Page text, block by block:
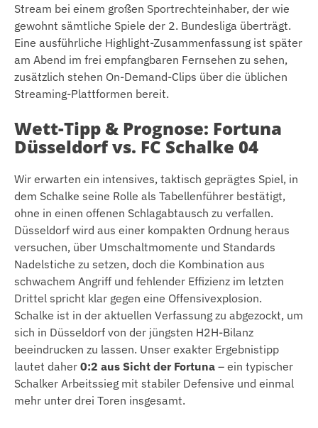
Stream bei einem großen Sportrechteinhaber, der wie
gewohnt sämtliche Spiele der 2. Bundesliga überträgt.
Eine ausführliche Highlight-Zusammenfassung ist später
am Abend im frei empfangbaren Fernsehen zu sehen,
zusätzlich stehen On-Demand-Clips über die üblichen
Streaming-Plattformen bereit.
Wett-Tipp & Prognose: Fortuna
Düsseldorf vs. FC Schalke 04
Wir erwarten ein intensives, taktisch geprägtes Spiel, in
dem Schalke seine Rolle als Tabellenführer bestätigt,
ohne in einen offenen Schlagabtausch zu verfallen.
Düsseldorf wird aus einer kompakten Ordnung heraus
versuchen, über Umschaltmomente und Standards
Nadelstiche zu setzen, doch die Kombination aus
schwachem Angriff und fehlender Effizienz im letzten
Drittel spricht klar gegen eine Offensivexplosion.
Schalke ist in der aktuellen Verfassung zu abgezockt, um
sich in Düsseldorf von der jüngsten H2H-Bilanz
beeindrucken zu lassen. Unser exakter Ergebnistipp
lautet daher 0:2 aus Sicht der Fortuna – ein typischer
Schalker Arbeitssieg mit stabiler Defensive und einmal
mehr unter drei Toren insgesamt.